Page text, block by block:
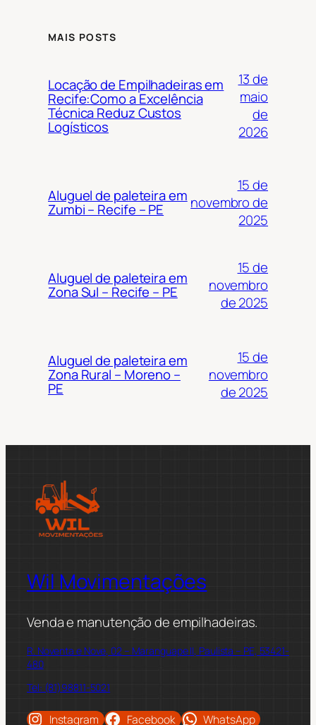
MAIS POSTS
Locação de Empilhadeiras em
Recife:Como a Excelência
Técnica Reduz Custos
Logísticos
13 de
maio
de
2026
Aluguel de paleteira em
Zumbi – Recife – PE
15 de
novembro de
2025
Aluguel de paleteira em
Zona Sul – Recife – PE
15 de
novembro
de 2025
Aluguel de paleteira em
Zona Rural – Moreno –
PE
15 de
novembro
de 2025
Wil Movimentações
Venda e manutenção de empilhadeiras.
R. Noventa e Nove, 02 – Maranguape II, Paulista – PE, 53421-
480
Tel: (81)98811-5021
Instagram Facebook WhatsApp